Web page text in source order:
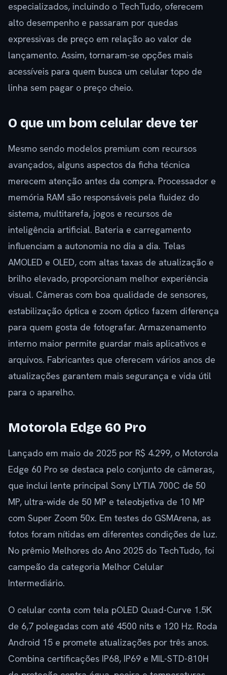
especializados, incluindo o TechTudo, oferecem
alto desempenho e passaram por quedas
expressivas de preço em relação ao valor de
lançamento. Assim, tornaram-se opções mais
acessíveis para quem busca um celular topo de
linha sem pagar o preço cheio.
O que um bom celular deve ter
Mesmo sendo modelos premium com recursos
avançados, alguns aspectos da ficha técnica
merecem atenção antes da compra. Processador e
memória RAM são responsáveis pela fluidez do
sistema, multitarefa, jogos e recursos de
inteligência artificial. Bateria e carregamento
influenciam a autonomia no dia a dia. Telas
AMOLED e OLED, com altas taxas de atualização e
brilho elevado, proporcionam melhor experiência
visual. Câmeras com boa qualidade de sensores,
estabilização óptica e zoom óptico fazem diferença
para quem gosta de fotografar. Armazenamento
interno maior permite guardar mais aplicativos e
arquivos. Fabricantes que oferecem vários anos de
atualizações garantem mais segurança e vida útil
para o aparelho.
Motorola Edge 60 Pro
Lançado em maio de 2025 por R$ 4.299, o Motorola
Edge 60 Pro se destaca pelo conjunto de câmeras,
que inclui lente principal Sony LYTIA 700C de 50
MP, ultra-wide de 50 MP e teleobjetiva de 10 MP
com Super Zoom 50x. Em testes do GSMArena, as
fotos foram nítidas em diferentes condições de luz.
No prêmio Melhores do Ano 2025 do TechTudo, foi
campeão da categoria Melhor Celular
Intermediário.
O celular conta com tela pOLED Quad-Curve 1.5K
de 6,7 polegadas com até 4500 nits e 120 Hz. Roda
Android 15 e promete atualizações por três anos.
Combina certificações IP68, IP69 e MIL-STD-810H